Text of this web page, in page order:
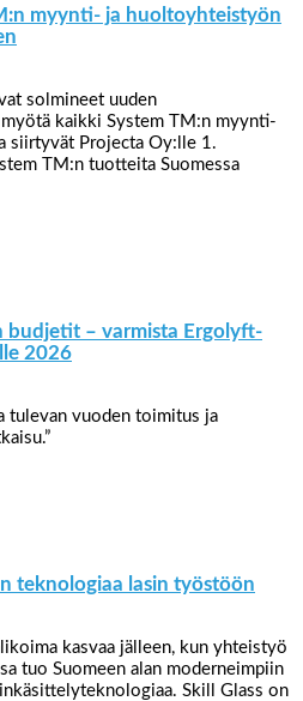
myynti- ja huoltoyhteistyön
solmineet uuden
kaikki System TM:n myynti-
siirtyvät Projecta Oy:lle 1.
TM:n tuotteita Suomessa
budjetit – varmista Ergolyft-
2026
tulevan vuoden toimitus ja
teknologiaa lasin työstöön
kasvaa jälleen, kun yhteistyö
tuo Suomeen alan moderneimpiin
Skill Glass on